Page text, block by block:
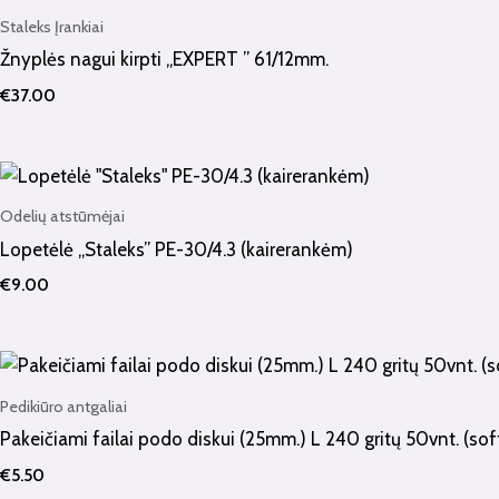
Staleks Įrankiai
Žnyplės nagui kirpti „EXPERT ” 61/12mm.
€37.00
Odelių atstūmėjai
Lopetėlė „Staleks” PE-30/4.3 (kairerankėm)
€9.00
Pedikiūro antgaliai
Pakeičiami failai podo diskui (25mm.) L 240 gritų 50vnt.
€5.50